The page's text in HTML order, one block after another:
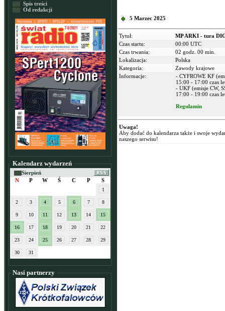
Spis treści
Od redakcji
Kalendarz wydarzeń
Sierpień
N
P W Ś C P S
1
2 3 4 5 6 7 8
9 10 11 12 13 14 15
16 17 18 19 20 21 22
23 24 25 26 27 28 29
30 31
Nasi partnerzy
5 Marzec 2025
Tytuł:
MP ARKI - tura
Czas startu:
00:00 UTC
Czas trwania:
02 godz. 00 min.
Lokalizacja:
Polska
Kategoria:
Zawody krajowe
Informacje:
- CYFROWE KF
15:00 - 17:00 czas
- UKF (emisje CW,
17:00 - 19:00 czas
Regulamin
Uwaga!
Aby dodać do kalendarza także i swoje
naszego serwisu!